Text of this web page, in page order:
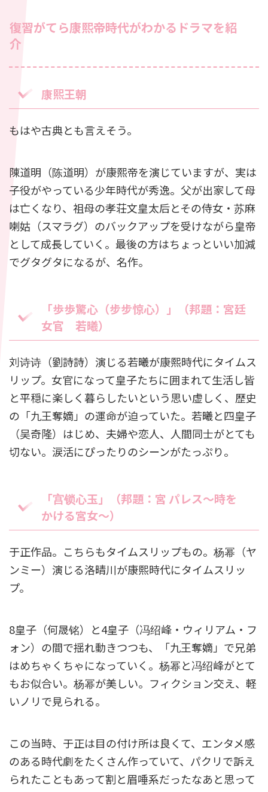
復習がてら康熙帝時代がわかるドラマを紹
介
康熙王朝
もはや古典とも言えそう。
陳道明（陈道明）が康熙帝を演じていますが、実は
子役がやっている少年時代が秀逸。父が出家して母
は亡くなり、祖母の孝荘文皇太后とその侍女・苏麻
喇姑（スマラグ）のバックアップを受けながら皇帝
として成長していく。最後の方はちょっといい加減
でグタグタになるが、名作。
「歩歩驚心（步步惊心）」（邦題：宮廷
女官 若曦）
刘诗诗（劉詩詩）演じる若曦が康熙時代にタイムス
リップ。女官になって皇子たちに囲まれて生活し皆
と平穏に楽しく暮らしたいという思い虚しく、歴史
の「九王奪嫡」の運命が迫っていた。若曦と四皇子
（吴奇隆）はじめ、夫婦や恋人、人間同士がとても
切ない。涙活にぴったりのシーンがたっぷり。
「宫锁心玉」（邦題：宮 パレス〜時を
かける宮女〜）
于正作品。こちらもタイムスリップもの。杨幂（ヤ
ンミー）演じる洛晴川が康熙時代にタイムスリッ
プ。
8皇子（何晟铭） と4皇子（冯绍峰・ウィリアム・フ
ォン）の間で揺れ動きつつも、「九王奪嫡」で兄弟
はめちゃくちゃになっていく。杨幂と冯绍峰がとて
もお似合い。杨幂が美しい。フィクション交え、軽
いノリで見られる。
この当時、于正は目の付け所は良くて、エンタメ感
のある時代劇をたくさん作っていて、パクリで訴え
られたこともあって割と眉唾系だったなあと思って